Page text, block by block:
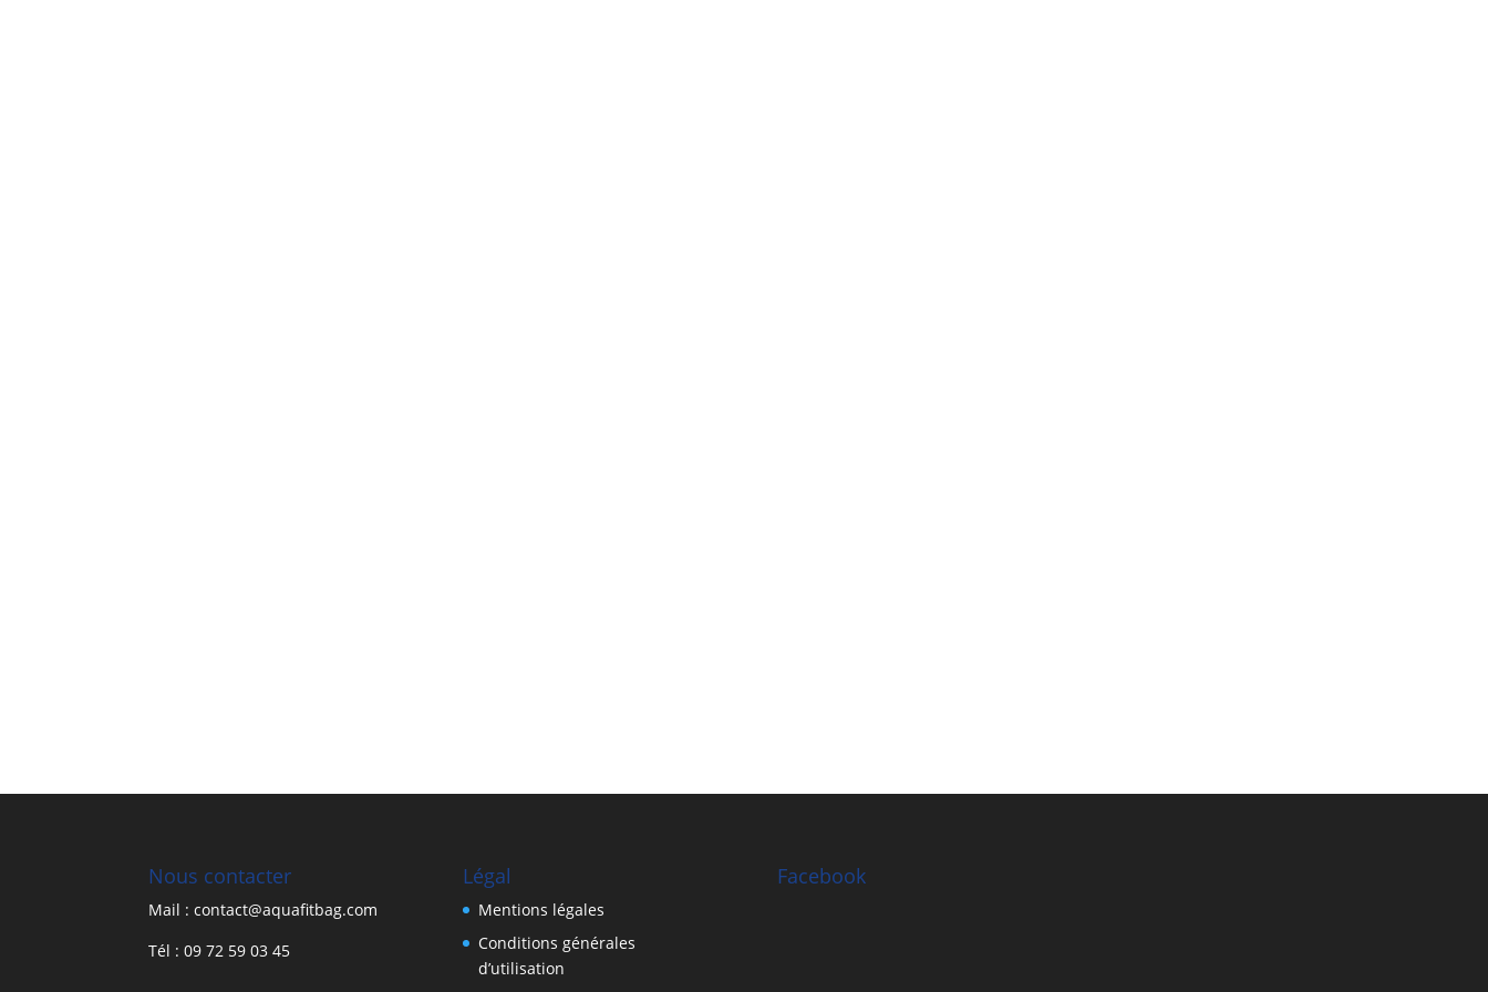
Nous contacter
Mail : contact@aquafitbag.com
Tél : 09 72 59 03 45
Légal
Mentions légales
Conditions générales
d’utilisation
Facebook